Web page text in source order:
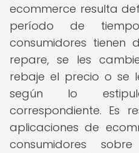
ecommerce resulta
período de
consumidores tienen
repare, se les
rebaje el precio o se
según lo
correspondiente. Es
aplicaciones de
consumidores